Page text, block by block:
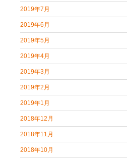
2019年7月
2019年6月
2019年5月
2019年4月
2019年3月
2019年2月
2019年1月
2018年12月
2018年11月
2018年10月